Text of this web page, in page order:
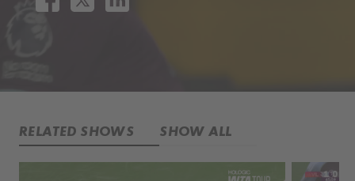
RELATED SHOWS SHOW ALL